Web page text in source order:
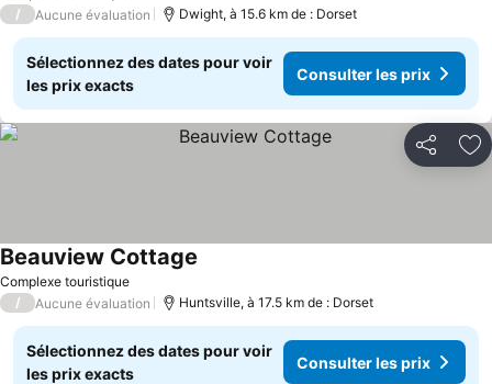
/ Aucune évaluation Dwight, à 15.6 km de : Dorset
Sélectionnez des dates pour voir
les prix exacts
Consulter les prix
Partager
Complexe touristique
Beauview Cottage
/ Aucune évaluation Huntsville, à 17.5 km de : Dorset
Sélectionnez des dates pour voir
les prix exacts
Consulter les prix